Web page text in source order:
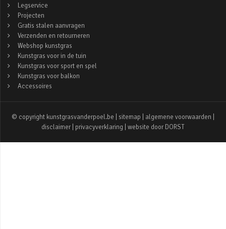
Legservice
Projecten
Gratis stalen aanvragen
Verzenden en retourneren
Webshop kunstgras
Kunstgras voor in de tuin
Kunstgras voor sport en spel
Kunstgras voor balkon
Accessoires
© copyright kunstgrasvanderpoel.be | sitemap algemene voorwaarden
disclaimer
privacyverklaring | website door DORST